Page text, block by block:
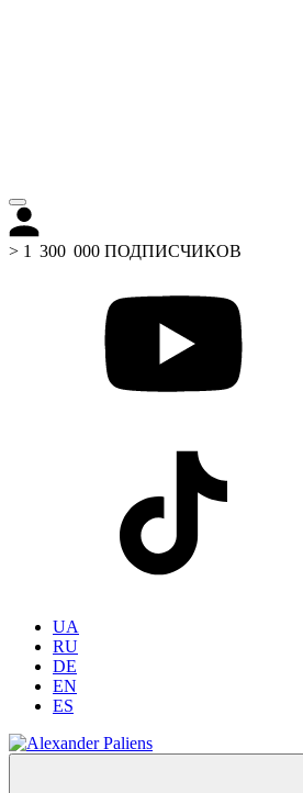
> 1 300 000 ПОДПИСЧИКОВ
UA
RU
DE
EN
ES